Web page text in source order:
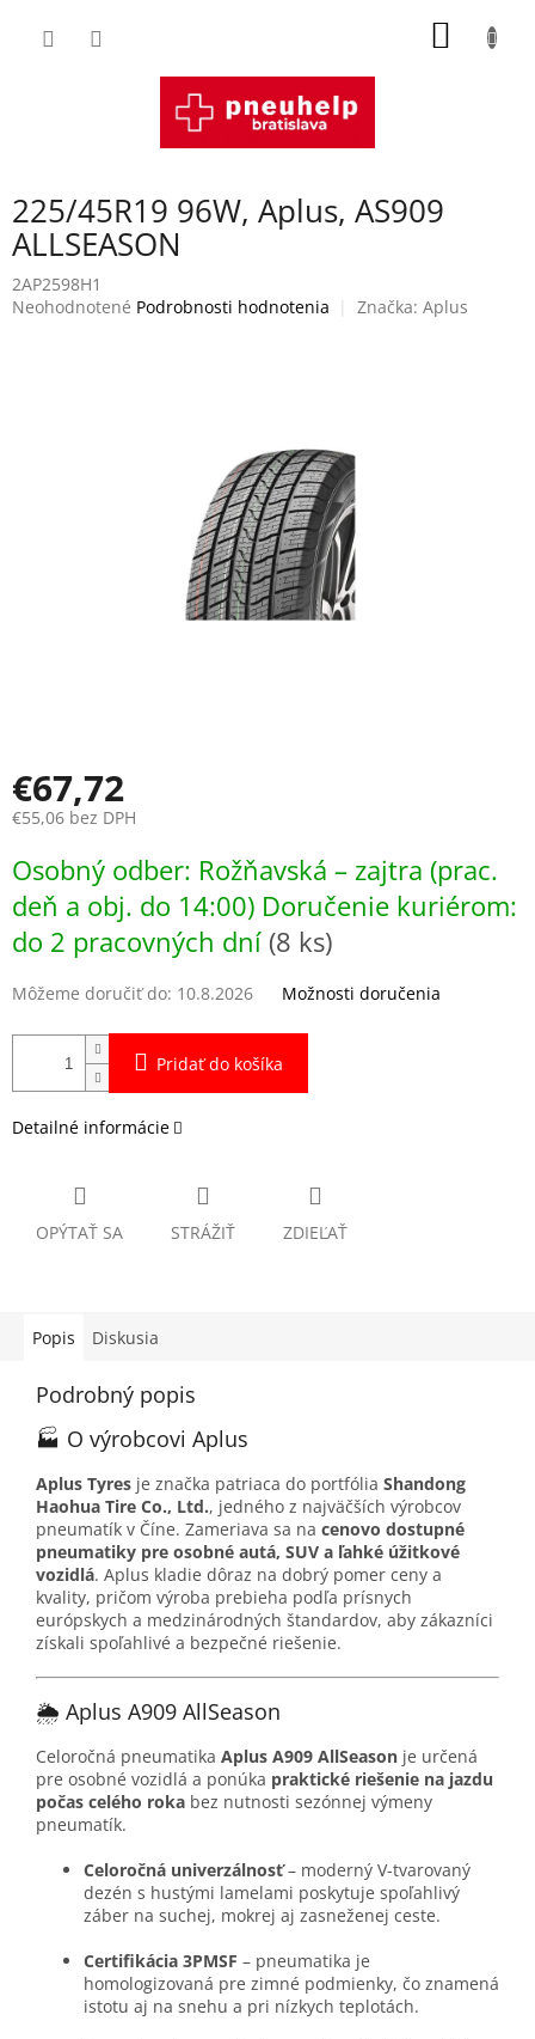
225/45R19 96W, Aplus, AS909
ALLSEASON
2AP2598H1
Priemerné
Neohodnotené Podrobnosti hodnotenia Značka: Aplus
€67,72
€55,06 bez DPH
cena:
Osobný odber: Rožňavská – zajtra (prac.
deň a obj. do 14:00) Doručenie kuriérom:
do 2 pracovných dní (8 ks)
Môžeme doručiť do: 10.8.2026 Možnosti doručenia
Pridať do košíka
Detailné informácie
OPÝTAŤ SA STRÁŽIŤ ZDIEĽAŤ
Popis Diskusia
Podrobný popis
🏭 O výrobcovi Aplus
Aplus Tyres je značka patriaca do portfólia Shandong
Haohua Tire Co., Ltd., jedného z najväčších výrobcov
pneumatík v Číne. Zameriava sa na cenovo dostupné
pneumatiky pre osobné autá, SUV a ľahké úžitkové
vozidlá. Aplus kladie dôraz na dobrý pomer ceny a
kvality, pričom výroba prebieha podľa prísnych
európskych a medzinárodných štandardov, aby zákazníci
získali spoľahlivé a bezpečné riešenie.
🌦️ Aplus A909 AllSeason
Celoročná pneumatika Aplus A909 AllSeason je určená
pre osobné vozidlá a ponúka praktické riešenie na jazdu
počas celého roka bez nutnosti sezónnej výmeny
pneumatík.
Celoročná univerzálnosť– moderný V-tvarovaný
dezén s hustými lamelami poskytuje spoľahlivý
záber na suchej, mokrej aj zasneženej ceste.
Certifikácia 3PMSF – pneumatika je
homologizovaná pre zimné podmienky, čo znamená
istotu aj na snehu a pri nízkych teplotách.